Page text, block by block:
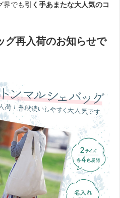
界でも引く手あまたな大人気のコ
グ再入荷のお知らせで